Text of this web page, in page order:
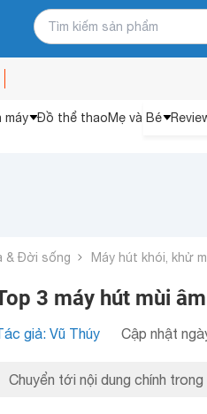
máy Đồ thể thaoMẹ và Bé
& Đời sống Máy hút khói, khử
3 máy hút mùi
giả: Vũ Thúy Cập nhật
Chuyển tới nội dung chính trong